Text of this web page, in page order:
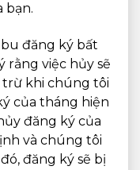
bạn.
đăng ký bất
rằng việc hủy sẽ
khi chúng tôi
của tháng hiện
đăng ký của
và chúng tôi
đăng ký sẽ bị